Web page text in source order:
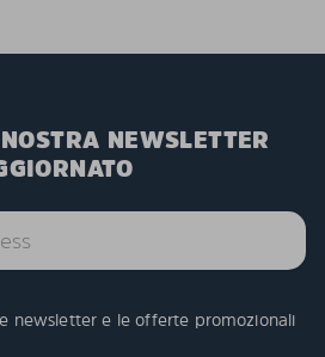
NEWSLETTER
newsletter e le offerte promozionali